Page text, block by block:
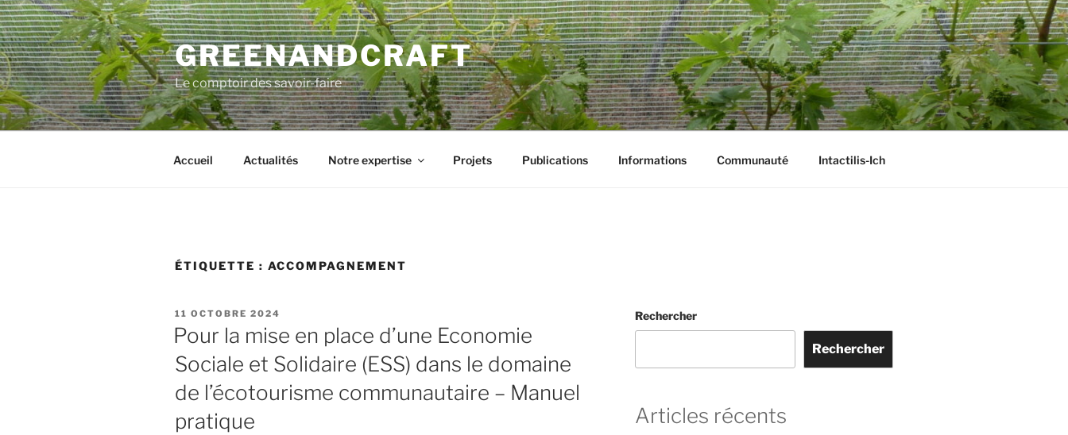
Aller
au
contenu
principal
GREENANDCRAFT
Le comptoir des savoir-faire
Accueil Actualités Notre expertise Projets Publications Informations Communauté Intactilis-Ich
ÉTIQUETTE : ACCOMPAGNEMENT
PUBLIÉ
LE
11 OCTOBRE 2024
Pour la mise en place d’une Economie
Sociale et Solidaire (ESS) dans le domaine
de l’écotourisme communautaire – Manuel
pratique
Rechercher
Rechercher
Articles récents